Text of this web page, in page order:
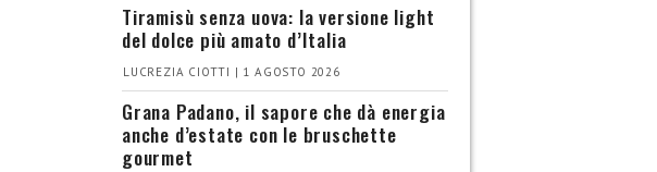
Tiramisù senza uova: la versione light
del dolce più amato d’Italia
LUCREZIA CIOTTI | 1 AGOSTO 2026
Grana Padano, il sapore che dà energia
anche d’estate con le bruschette
gourmet